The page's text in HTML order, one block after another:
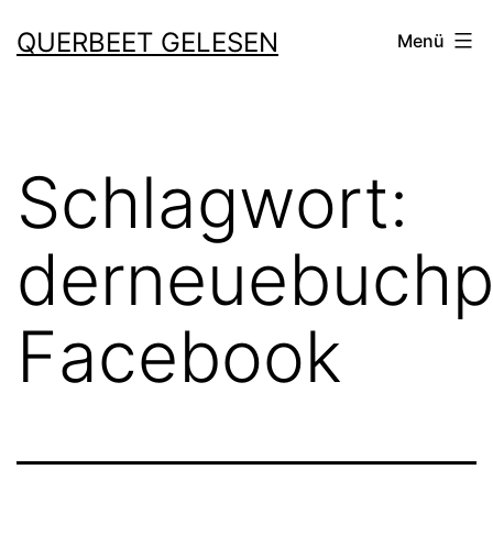
Inhalt
QUERBEET GELESEN Menü
Schlagwort:
Facebook